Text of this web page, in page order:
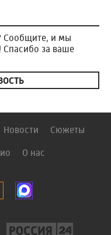
Сообщите, и мы
Спасибо за ваше
Новости Сюжеты
О нас